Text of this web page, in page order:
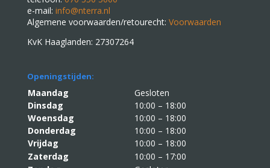
e-mail: info@nterra.nl
Algemene voorwaarden/retourecht: Voorwaarden
KvK Haaglanden: 27307264
Openingstijden:
Maandag
Gesloten
Dinsdag
10:00 – 18:00
Woensdag
10:00 – 18:00
Donderdag
10:00 – 18:00
Vrijdag
10:00 – 18:00
Zaterdag
10:00 – 17:00